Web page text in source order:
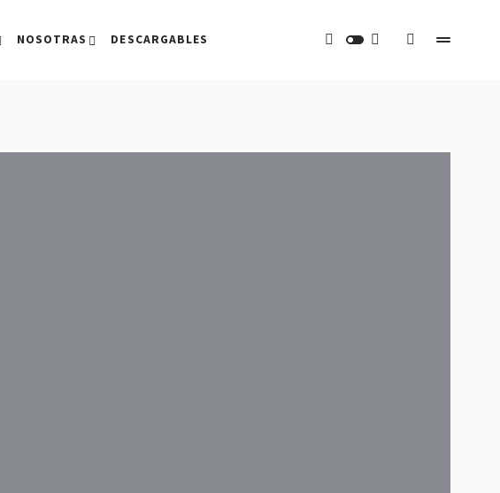
NOSOTRAS DESCARGABLES